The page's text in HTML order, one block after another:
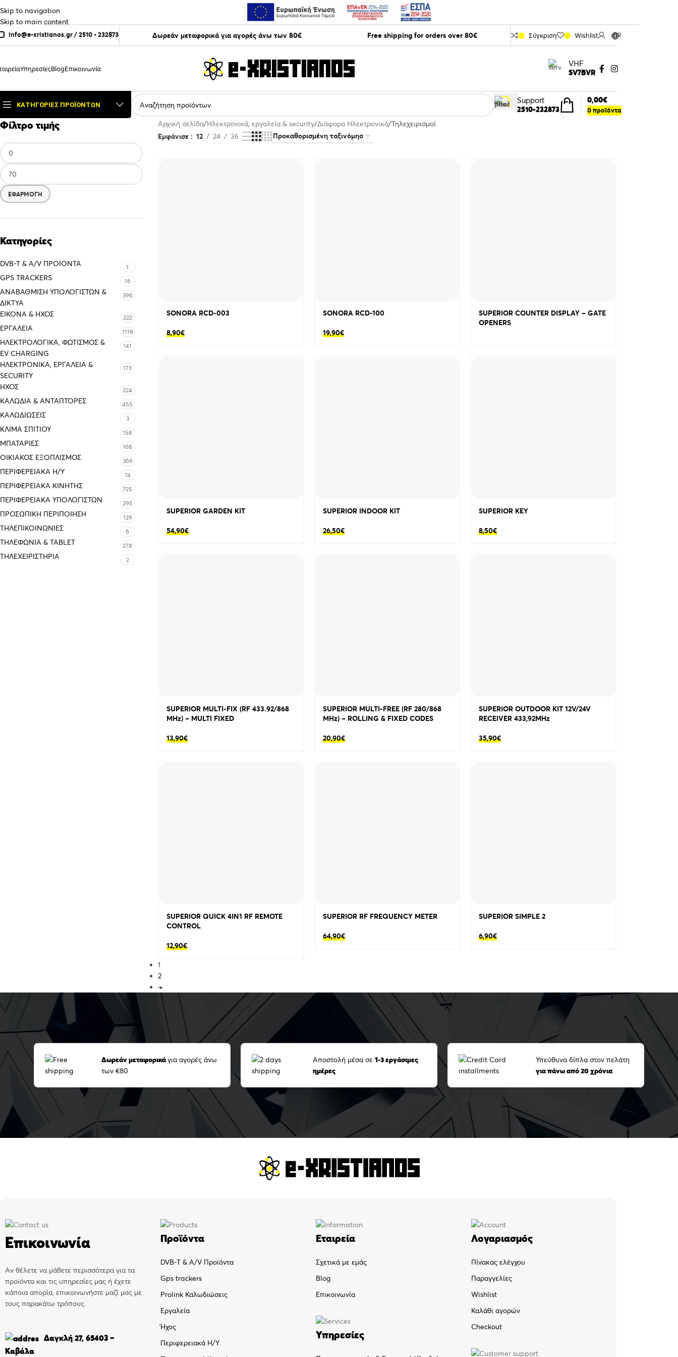
Skip to navigation
Skip to main content
info@e-xristianos.gr/2510 - 232873 Δωρεάν μεταφορικά για αγορές άνω των 80€ Free shipping for orders over 80€ Σύγκριση Wishlist GR
ΥπηρεσίεςBlogΕπικοινωνία
VHF
SV7BVR
ΚΑΤΗΓΟΡΊΕΣ ΠΡΟΪΌΝΤΩΝ
Support
2510-232873
0προϊόντα
0,00€
Φίλτρο τιμής
ΕΦΑΡΜΟΓΉ
Κατηγορίες
DVB-T & A/V ΠΡΟΪΌΝΤΑ 1
GPS TRACKERS 16
ΑΝΑΒΆΘΜΙΣΗ ΥΠΟΛΟΓΙΣΤΏΝ &
ΔΊΚΤΥΑ
396
ΕΙΚΌΝΑ & ΗΧΟΣ 222
ΕΡΓΑΛΕΊΑ 1118
ΗΛΕΚΤΡΟΛΟΓΙΚΆ, ΦΩΤΙΣΜΌΣ &
EV CHARGING
141
ΗΛΕΚΤΡΟΝΙΚΆ, ΕΡΓΑΛΕΊΑ &
SECURITY
173
ΉΧΟΣ 224
ΚΑΛΏΔΙΑ & ΑΝΤΆΠΤΟΡΕΣ 455
ΚΑΛΩΔΙΏΣΕΙΣ 3
ΚΛΊΜΑ ΣΠΙΤΙΟΎ 158
ΜΠΑΤΑΡΊΕΣ 168
ΟΙΚΙΑΚΌΣ ΕΞΟΠΛΙΣΜΌΣ 366
ΠΕΡΙΦΕΡΕΙΑΚΑ Η/Υ 74
ΠΕΡΙΦΕΡΕΙΑΚΑ ΚΙΝΗΤΗΣ 725
ΠΕΡΙΦΕΡΕΙΑΚΆ ΥΠΟΛΟΓΙΣΤΏΝ 295
ΠΡΟΣΩΠΙΚΉ ΠΕΡΙΠΟΊΗΣΗ 129
ΤΗΛΕΠΙΚΟΙΝΩΝΊΕΣ 6
ΤΗΛΕΦΩΝΊΑ & TABLET 278
ΤΗΛΕΧΕΙΡΙΣΤΉΡΙΑ 2
Αρχική σελίδα Ηλεκτρονικά, εργαλεία & security Διάφορα Ηλεκτρονικά Τηλεχειρισμοί
Εμφάνισε
12 24 36
SONORA RCD-003
8,90€
SONORA RCD-100
19,90€
SUPERIOR COUNTER DISPLAY – GATE
OPENERS
SUPERIOR GARDEN KIT
54,90€
SUPERIOR INDOOR KIT
26,50€
SUPERIOR KEY
8,50€
SUPERIOR MULTI-FIX (RF 433.92/868
MHz) – MULTI FIXED
13,90€
SUPERIOR MULTI-FREE (RF 280/868
MHz) – ROLLING & FIXED CODES
20,90€
SUPERIOR OUTDOOR KIT 12V/24V
RECEIVER 433,92MHz
35,90€
SUPERIOR QUICK 4IN1 RF REMOTE
CONTROL
12,90€
SUPERIOR RF FREQUENCY METER
64,90€
SUPERIOR SIMPLE 2
6,90€
1
2
→
Δωρεάν μεταφορικάγια αγορές άνω
των €80
Αποστολή μέσα σε 1-3 εργάσιμες
ημέρες
Υπεύθυνα δίπλα στον πελάτη
για πάνω από 20 χρόνια
Επικοινωνία
Αν θέλετε να μάθετε περισσότερα για τα
προϊόντα και τις υπηρεσίες μας ή έχετε
κάποια απορία, επικοινωνήστε μαζί μας με
τους παρακάτω τρόπους.
Δαγκλή 27, 65403 –
Καβάλα
Προϊόντα
DVB-T & A/V Προϊόντα
Gps trackers
Prolink Καλωδιώσεις
Εργαλεία
Ήχος
Περιφερειακά Η/Υ
Εταιρεία
Σχετικά με εμάς
Blog
Επικοινωνία
Υπηρεσίες
Λογαριασμός
Πίνακας ελέγχου
Παραγγελίες
Wishlist
Καλάθι αγορών
Checkout